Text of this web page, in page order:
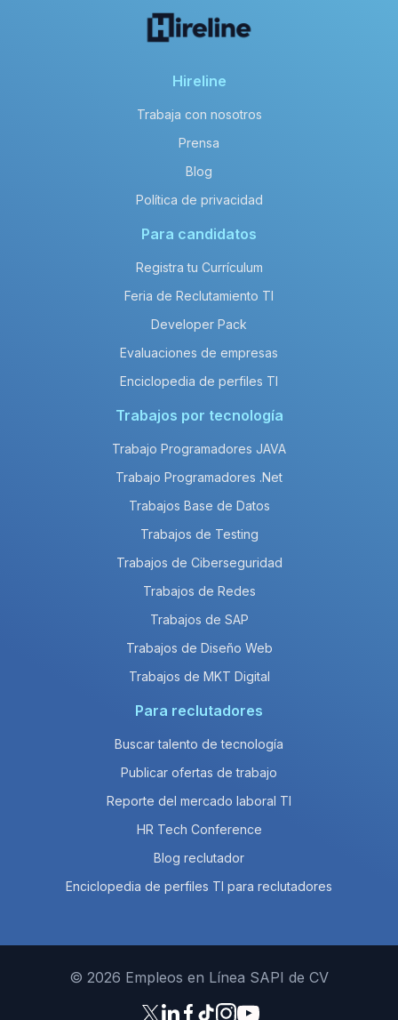
Hireline
Trabaja con nosotros
Prensa
Blog
Política de privacidad
Para candidatos
Registra tu Currículum
Feria de Reclutamiento TI
Developer Pack
Evaluaciones de empresas
Enciclopedia de perfiles TI
Trabajos por tecnología
Trabajo Programadores JAVA
Trabajo Programadores .Net
Trabajos Base de Datos
Trabajos de Testing
Trabajos de Ciberseguridad
Trabajos de Redes
Trabajos de SAP
Trabajos de Diseño Web
Trabajos de MKT Digital
Para reclutadores
Buscar talento de tecnología
Publicar ofertas de trabajo
Reporte del mercado laboral TI
HR Tech Conference
Blog reclutador
Enciclopedia de perfiles TI para reclutadores
© 2026 Empleos en Línea SAPI de CV